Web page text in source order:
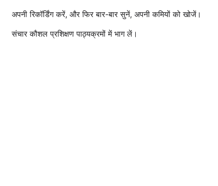
अपनी रिकॉर्डिंग करें, और फिर बार-बार सुनें, अपनी कमियों को खोजें।
संचार कौशल प्रशिक्षण पाठ्यक्रमों में भाग लें।